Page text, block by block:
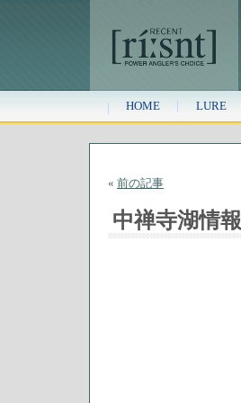
HOME LURE
« 前の記事
中禅寺湖情報